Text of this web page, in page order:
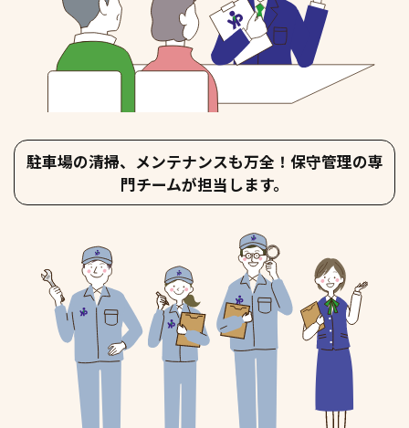
駐車場の清掃、メンテナンスも万全！保守管理の専
門チームが担当します。